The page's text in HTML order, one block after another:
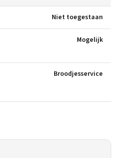
Niet toegestaan
Mogelijk
Broodjesservice